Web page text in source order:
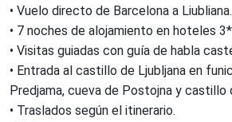
• Vuelo directo de Barcelona a Liubliana.
• 7 noches de alojamiento en hoteles
• Visitas guiadas con guía de habla
• Entrada al castillo de Ljubljana en
Predjama, cueva de Postojna y castillo
• Traslados según el itinerario.